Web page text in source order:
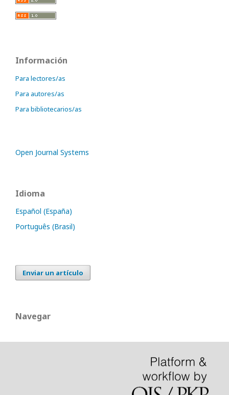
Información
Para lectores/as
Para autores/as
Para bibliotecarios/as
Open Journal Systems
Idioma
Español (España)
Português (Brasil)
Enviar un artículo
Navegar